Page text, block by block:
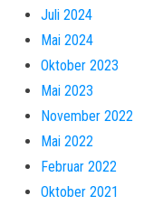
Juli 2024
Mai 2024
Oktober 2023
Mai 2023
November 2022
Mai 2022
Februar 2022
Oktober 2021